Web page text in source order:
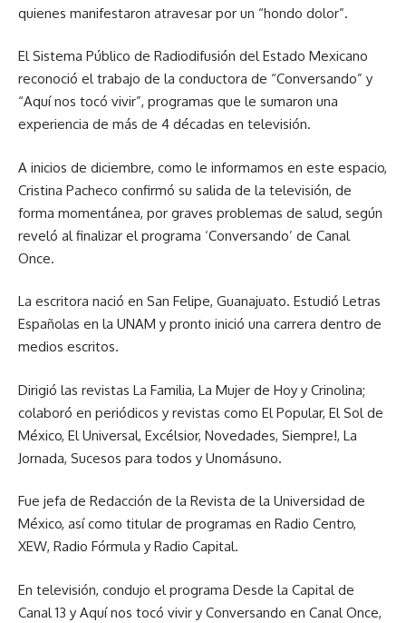
quienes manifestaron atravesar por un “hondo dolor”.
El Sistema Público de Radiodifusión del Estado Mexicano
reconoció el trabajo de la conductora de “Conversando” y
“Aquí nos tocó vivir”, programas que le sumaron una
experiencia de más de 4 décadas en televisión.
A inicios de diciembre, como le informamos en este espacio,
Cristina Pacheco confirmó su salida de la televisión, de
forma momentánea, por graves problemas de salud, según
reveló al finalizar el programa ‘Conversando’ de Canal
Once.
La escritora nació en San Felipe, Guanajuato. Estudió Letras
Españolas en la UNAM y pronto inició una carrera dentro de
medios escritos.
Dirigió las revistas La Familia, La Mujer de Hoy y Crinolina;
colaboró en periódicos y revistas como El Popular, El Sol de
México, El Universal, Excélsior, Novedades, Siempre!, La
Jornada, Sucesos para todos y Unomásuno.
Fue jefa de Redacción de la Revista de la Universidad de
México, así como titular de programas en Radio Centro,
XEW, Radio Fórmula y Radio Capital.
En televisión, condujo el programa Desde la Capital de
Canal 13 y Aquí nos tocó vivir y Conversando en Canal Once,